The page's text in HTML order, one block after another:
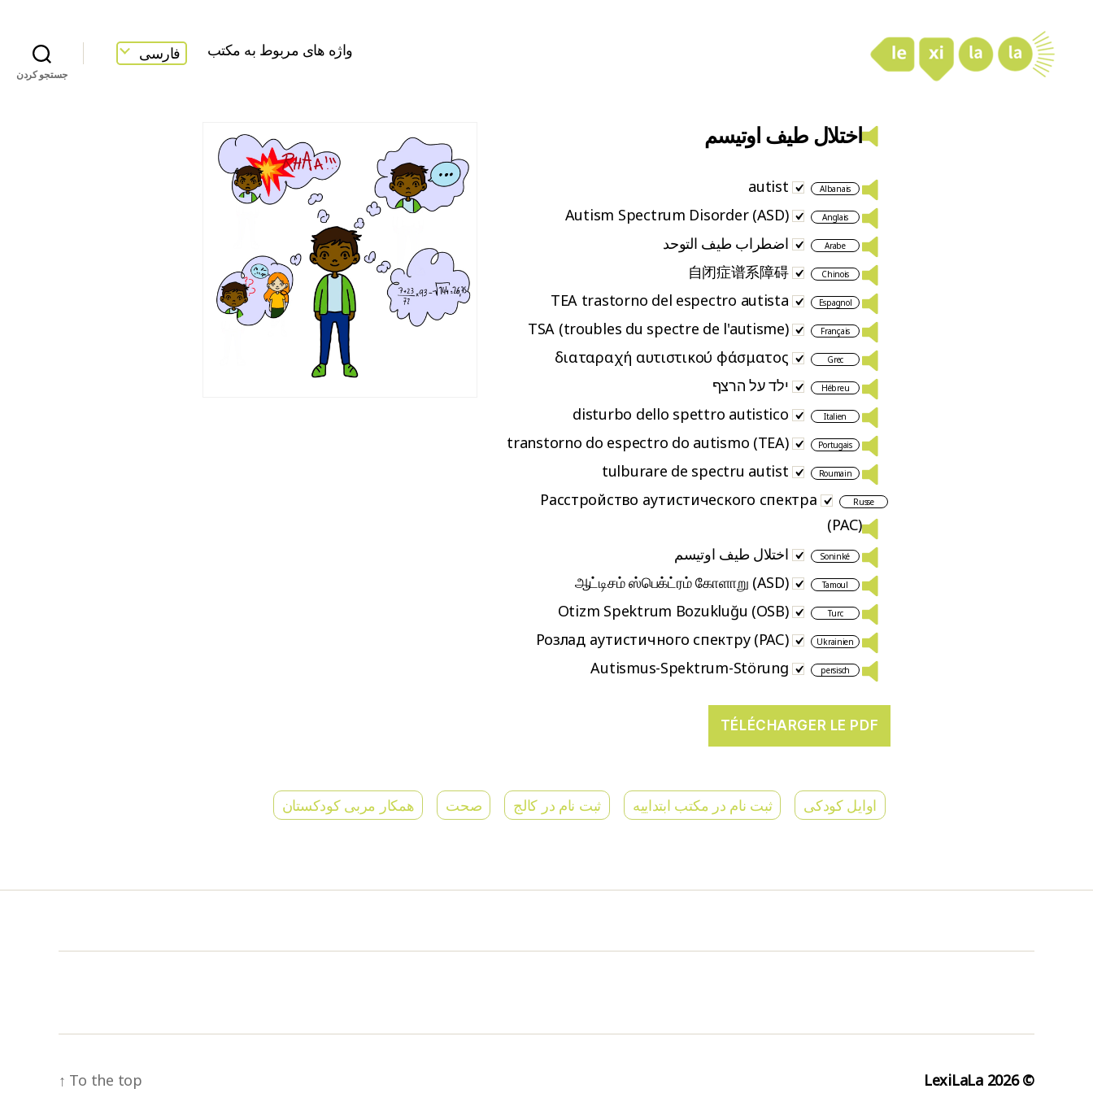
واژه های مربوط به مکتب فارسی
جستجو کردن
اختلال طیف اوتیسم
Albanais
autist
Anglais
Autism Spectrum Disorder (ASD)
Arabe اضطراب طيف التوحد
Chinois
自闭症谱系障碍
Espagnol
TEA trastorno del espectro autista
Français
TSA (troubles du spectre de l'autisme)
Grec
διαταραχή αυτιστικού φάσματος
Hébreu ילד על הרצף
Italien
disturbo dello spettro autistico
Portugais
transtorno do espectro do autismo (TEA)
Roumain
tulburare de spectru autist
Russe
Расстройство аутистического спектра
(РАС)
Soninké اختلال طیف اوتیسم
Tamoul
ஆட்டிசம் ஸ்பெக்ட்ரம் கோளாறு (ASD)
Turc
Otizm Spektrum Bozukluğu (OSB)
Ukrainien
Розлад аутистичного спектру (РАС)
persisch
Autismus-Spektrum-Störung
اوایل کودکی ثبت نام در مکتب ابتداییه ثبت نام در کالج صحت همکار مربی کودکستان
© 2026
LexiLaLa
To the top
↑